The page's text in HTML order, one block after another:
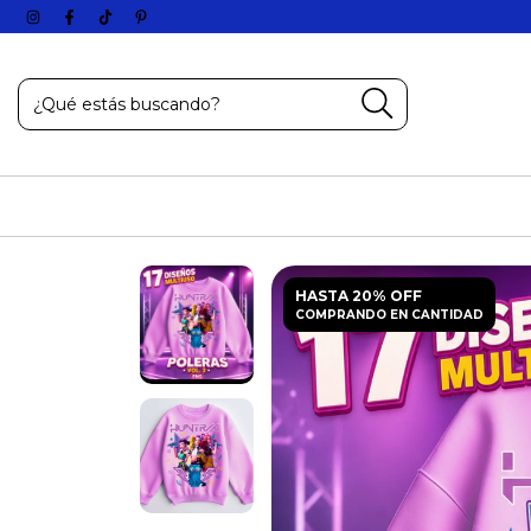
HASTA 20% OFF
COMPRANDO EN CANTIDAD